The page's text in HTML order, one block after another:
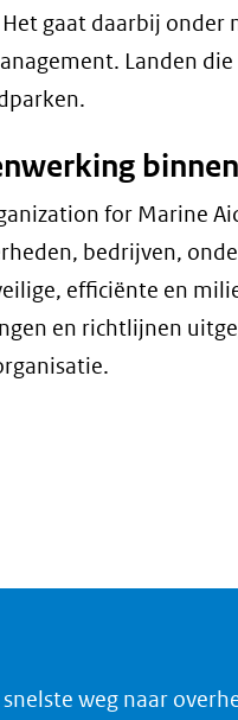
gaat daarbij
Landen
for Marine
bedrijven,
efficiënte en
en richtlijnen
weg naar